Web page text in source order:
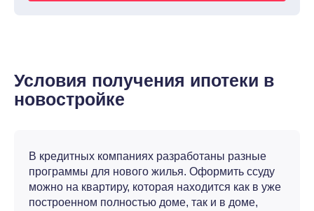
Условия получения ипотеки в
новостройке
В кредитных компаниях разработаны разные
программы для нового жилья. Оформить ссуду
можно на квартиру, которая находится как в уже
построенном полностью доме, так и в доме,